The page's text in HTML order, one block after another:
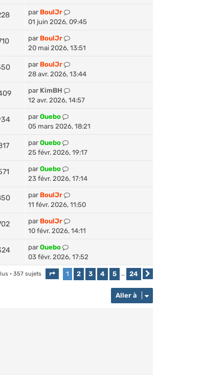
par BoulJr
01 juin 2026, 09:45
par BoulJr
20 mai 2026, 13:51
par BoulJr
28 avr. 2026, 13:44
par KimBH
12 avr. 2026, 14:57
par Ouebo
05 mars 2026, 18:21
par Ouebo
25 févr. 2026, 19:17
par Ouebo
23 févr. 2026, 17:14
par BoulJr
11 févr. 2026, 11:50
par BoulJr
10 févr. 2026, 14:11
par Ouebo
03 févr. 2026, 17:52
• 357 sujets Page 1sur24
1 2 3 4 5 … 24
Aller à